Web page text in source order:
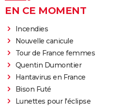
EN CE MOMENT
Incendies
Nouvelle canicule
Tour de France femmes
Quentin Dumontier
Hantavirus en France
Bison Futé
Lunettes pour l'éclipse